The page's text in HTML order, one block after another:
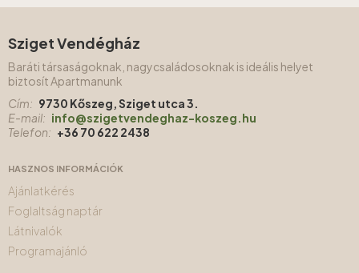
Sziget Vendégház
Baráti társaságoknak, nagycsaládosoknak is ideális helyet
biztosít Apartmanunk
Cím: 9730 Kőszeg, Sziget utca 3.
E-mail: info@szigetvendeghaz-koszeg.hu
Telefon: +36 70 622 2438
HASZNOS INFORMÁCIÓK
Ajánlatkérés
Foglaltság naptár
Látnivalók
Programajánló